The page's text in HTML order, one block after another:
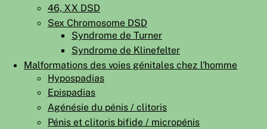
EMBRYOGÉNÈSE
46, XX DSD
Sex Chromosome DSD
Syndrome de Turner
Syndrome de Klinefelter
Malformations des voies génitales chez l'homme
Hypospadias
Epispadias
Agénésie du pénis / clitoris
Pénis et clitoris bifide / micropénis